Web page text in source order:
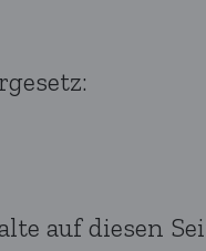
auf diesen